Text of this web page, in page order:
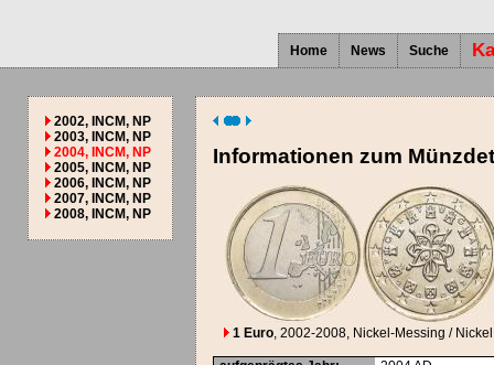
Home News Suche
2002, INCM, NP
2003, INCM, NP
2004, INCM, NP
2005, INCM, NP
2006, INCM, NP
2007, INCM, NP
2008, INCM, NP
Informationen zum
1 Euro, 2002-2008, Nickel-Messing /